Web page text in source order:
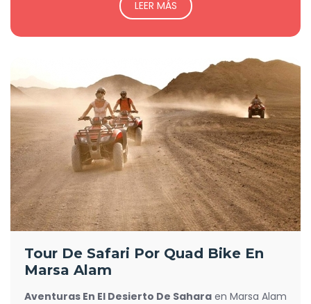
LEER MÁS
Tour De Safari Por Quad Bike En
Marsa Alam
Aventuras En El Desierto De Sahara en Marsa Alam